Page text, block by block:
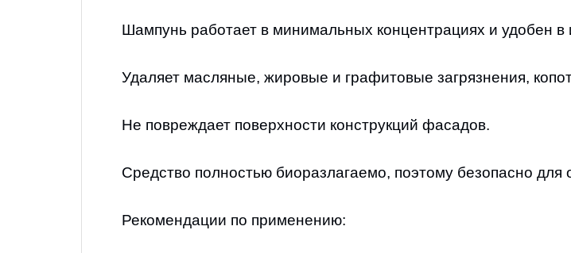
Шампунь работает в минимальных концентрациях и удобен в
Удаляет масляные, жировые и графитовые загрязнения,
Не повреждает поверхности конструкций фасадов.
Средство полностью биоразлагаемо, поэтому безопасно
Рекомендации по применению:
Габариты ШxВxД: 196х315х130 мм
Артикул: 18001